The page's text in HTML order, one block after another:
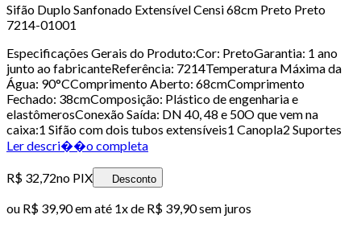
Sifão Duplo Sanfonado Extensível Censi 68cm Preto Preto
7214-01001
Especificações Gerais do Produto:Cor: PretoGarantia: 1 ano
junto ao fabricanteReferência: 7214Temperatura Máxima da
Água: 90°CComprimento Aberto: 68cmComprimento
Fechado: 38cmComposição: Plástico de engenharia e
elastômerosConexão Saída: DN 40, 48 e 50O que vem na
caixa:1 Sifão com dois tubos extensíveis1 Canopla2 Suportes
Ler descri��o completa
R$ 32,72no PIX Desconto
ou R$ 39,90em até 1x de R$ 39,90sem juros